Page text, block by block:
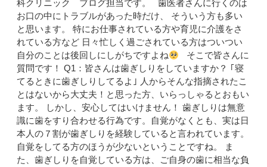
科クリニック ブログ担当です。 歯医者さんに行くのは
お口の中にトラブルがあった時だけ、 そういう方も多い
と思います。 特にお仕事されている方や育児に介護をさ
れている方など 日々忙しく過ごされている方はついつい
自分のことは後回しにしがちですよね
そこで皆さんに
質問です！ Q1：皆さんは歯ぎしりをしていますか？ ｢寝
てるときに歯ぎしりしてるよ｣ 人からそんな指摘されたこ
とはないから大丈夫！と思った方、いらっしゃるとおもい
ます。 しかし、安心してはいけません！ 歯ぎしりは無意
識に歯をすり合わせる行為です。自覚がなくとも、実は日
本人の７割が歯ぎしりを経験していると言われています。
自覚をしてる方のほうが少ないということですね。 ま
た、歯ぎしりを自覚している方は、ご自身の歯に相当な負